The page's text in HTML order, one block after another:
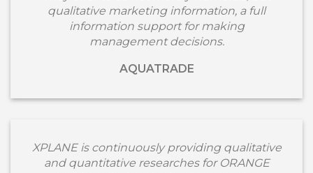
qualitative marketing information, a full
information support for making
management decisions.
AQUATRADE
XPLANE is continuously providing qualitative
and quantitative researches for ORANGE